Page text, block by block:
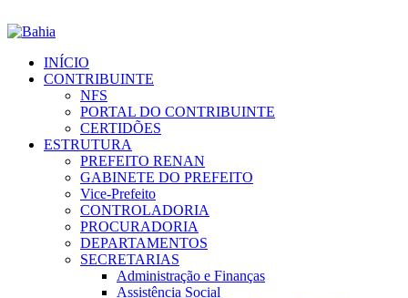
INÍCIO
CONTRIBUINTE
NFS
PORTAL DO CONTRIBUINTE
CERTIDÕES
ESTRUTURA
PREFEITO RENAN
GABINETE DO PREFEITO
Vice-Prefeito
CONTROLADORIA
PROCURADORIA
DEPARTAMENTOS
SECRETARIAS
Administração e Finanças
Assistência Social